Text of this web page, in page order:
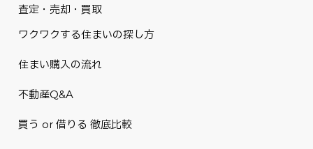
査定・売却・買取
ワクワクする住まいの探し方
住まい購入の流れ
不動産Q&A
買う or 借りる 徹底比較